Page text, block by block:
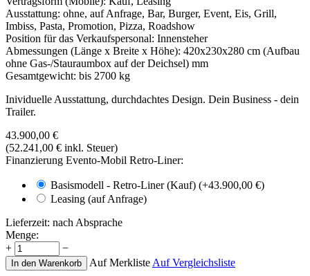
Ausstattung: ohne, auf Anfrage, Bar, Burger, Event, Eis, Grill,
Imbiss, Pasta, Promotion, Pizza, Roadshow
Position für das Verkaufspersonal: Innensteher
Abmessungen (Länge x Breite x Höhe): 420x230x280 cm (Aufbau
ohne Gas-/Stauraumbox auf der Deichsel) mm
Gesamtgewicht: bis 2700 kg
Inividuelle Ausstattung, durchdachtes Design. Dein Business - dein
Trailer.
43.900,00 €
(52.241,00 € inkl. Steuer)
Finanzierung Evento-Mobil Retro-Liner:
Basismodell - Retro-Liner (Kauf) (+43.900,00 €)
Leasing (auf Anfrage)
Lieferzeit: nach Absprache
Menge:
+
−
In den Warenkorb Auf Merkliste Auf Vergleichsliste